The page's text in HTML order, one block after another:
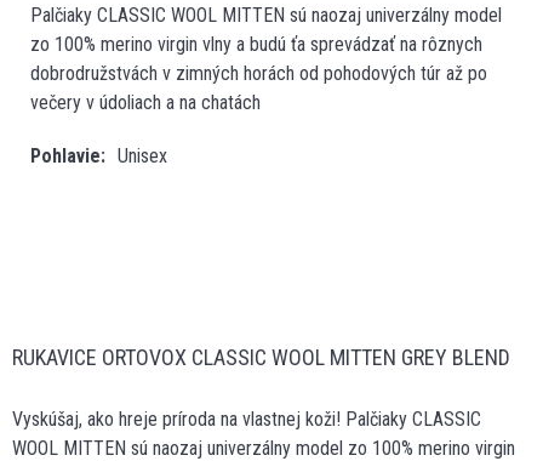
Palčiaky CLASSIC WOOL MITTEN sú naozaj univerzálny model
zo 100% merino virgin vlny a budú ťa sprevádzať na rôznych
dobrodružstvách v zimných horách od pohodových túr až po
večery v údoliach a na chatách
Pohlavie Unisex
RUKAVICE ORTOVOX CLASSIC WOOL MITTEN GREY BLEND
Vyskúšaj, ako hreje príroda na vlastnej koži! Palčiaky CLASSIC
WOOL MITTEN sú naozaj univerzálny model zo 100% merino virgin